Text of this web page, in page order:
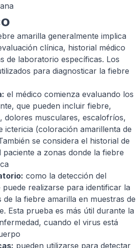
amarilla generalmente implica
clínica, historial médico
de laboratorio específicas. Los
para diagnosticar la fiebre
el médico comienza evaluando los
que pueden incluir fiebre,
dolores musculares, escalofríos,
ictericia (coloración amarillenta de
se considera el historial de
paciente a zonas donde la fiebre
como la detección del
realizarse para identificar la
de la fiebre amarilla en muestras de
Esta prueba es más útil durante la
cuando el virus está
pueden utilizarse para detectar